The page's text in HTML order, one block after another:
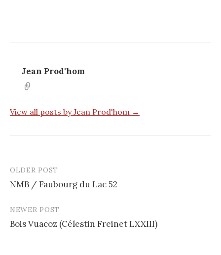
Jean Prod'hom
View all posts by Jean Prod'hom →
Post
navigation
OLDER POST
NMB / Faubourg du Lac 52
NEWER POST
Bois Vuacoz (Célestin Freinet LXXIII)